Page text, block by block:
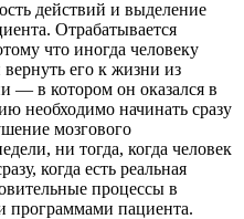
действий и выделение
Отрабатывается
что иногда человеку
его к жизни из
— в котором он оказался в
необходимо начинать сразу
мозгового
ни тогда, когда человек
когда есть реальная
процессы в
программами пациента.